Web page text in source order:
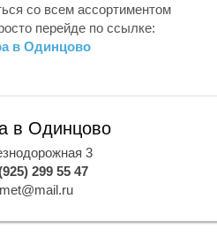
со всем ассортиментом
перейде по ссылке:
в Одинцово
в Одинцово
3
299 55 47